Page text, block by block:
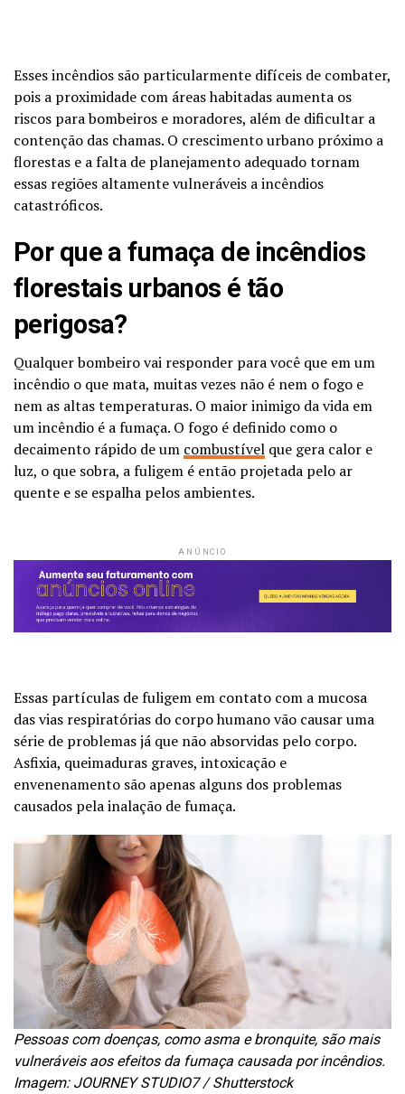
Esses incêndios são particularmente difíceis de combater,
pois a proximidade com áreas habitadas aumenta os
riscos para bombeiros e moradores, além de dificultar a
contenção das chamas. O crescimento urbano próximo a
florestas e a falta de planejamento adequado tornam
essas regiões altamente vulneráveis a incêndios
catastróficos.
Por que a fumaça de incêndios
florestais urbanos é tão
perigosa?
Qualquer bombeiro vai responder para você que em um
incêndio o que mata, muitas vezes não é nem o fogo e
nem as altas temperaturas. O maior inimigo da vida em
um incêndio é a fumaça. O fogo é definido como o
decaimento rápido de um combustível que gera calor e
luz, o que sobra, a fuligem é então projetada pelo ar
quente e se espalha pelos ambientes.
ANÚNCIO
Essas partículas de fuligem em contato com a mucosa
das vias respiratórias do corpo humano vão causar uma
série de problemas já que não absorvidas pelo corpo.
Asfixia, queimaduras graves, intoxicação e
envenenamento são apenas alguns dos problemas
causados pela inalação de fumaça.
Pessoas com doenças, como asma e bronquite, são mais
vulneráveis aos efeitos da fumaça causada por incêndios.
Imagem: JOURNEY STUDIO7 / Shutterstock